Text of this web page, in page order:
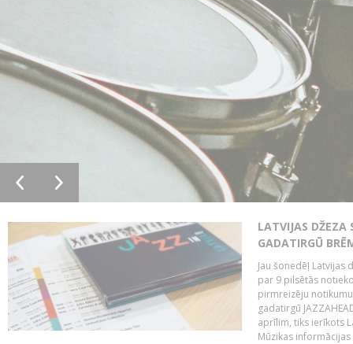
LATVIJAS DŽEZA
GADATIRGŪ
Jau šonedēļ Latvijas
par 9 pilsētās
pirmreizēju
gadatirgū
aprīlim, tiks ierīkots
Mūzikas informācijas